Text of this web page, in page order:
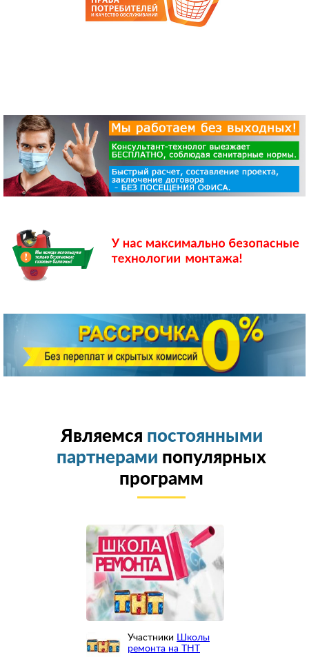
Являемся постоянными
партнерами популярных
программ
Участники Школы
ремонта на ТНТ